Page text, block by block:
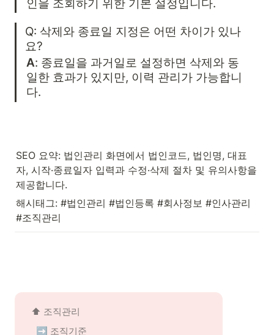
Q: 삭제와 종료일 지정은 어떤 차이가 있나
요?
A: 종료일을 과거일로 설정하면 삭제와 동
일한 효과가 있지만, 이력 관리가 가능합니
다.
SEO 요약: 법인관리 화면에서 법인코드, 법인명, 대표
자, 시작·종료일자 입력과 수정·삭제 절차 및 유의사항을
제공합니다.
해시태그: #법인관리 #법인등록 #회사정보 #인사관리
#조직관리
⬆️ 조직관리
➡️ 조직기준